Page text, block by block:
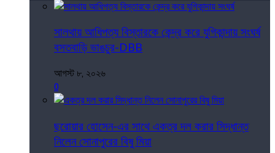
সালথায় আধিপত্য বিস্তারকে কেন্দ্র করে যুগিকান্দায় সংঘর্ষ
বসতবাড়ি ভাঙচুর-DBB
আগস্ট ৮, ২০২৬
0
ছরোয়ার হোসেন-এর সাথে একত্র দল করার সিদ্ধান্ত
নিলেন সোনাপুরের বিষু মিয়া